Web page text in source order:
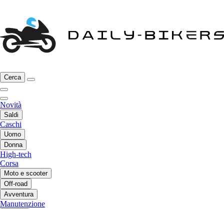
Cerca
Novità
Saldi
Caschi
Uomo
Donna
High-tech
Corsa
Moto e scooter
Off-road
Avventura
Manutenzione